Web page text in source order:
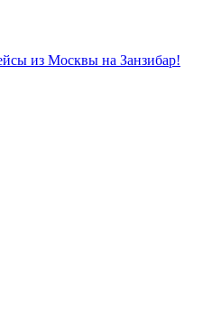
из Москвы на Занзибар!